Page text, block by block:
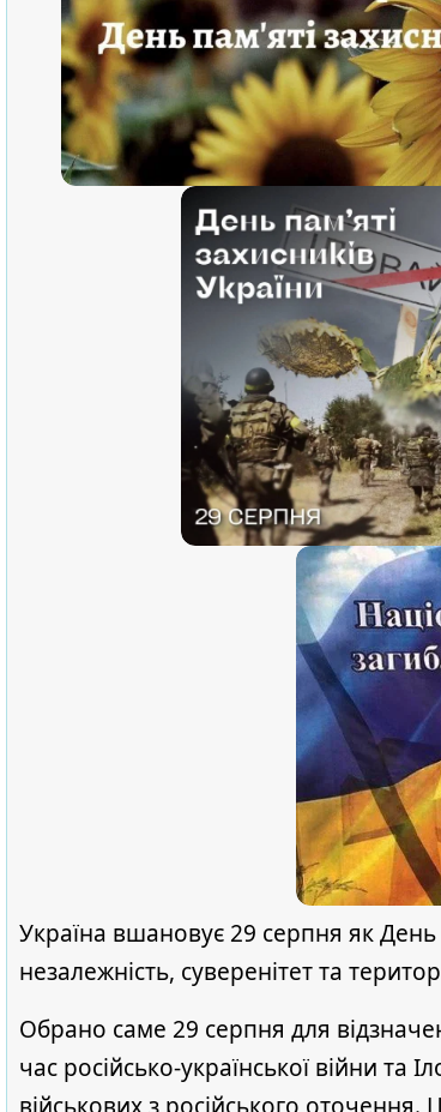
Україна вшановує 29 серпня як День
незалежність, суверенітет та
Обрано саме 29 серпня для
час російсько-української війни та
військових з російського оточення.